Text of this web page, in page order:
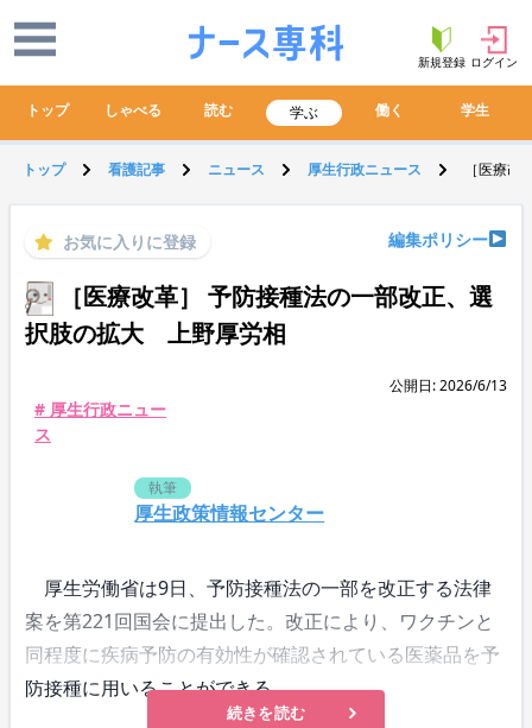
新規登録 ログイン
トップ しゃべる 読む 学ぶ 働く 学生
トップ 看護記事 ニュース 厚生行政ニュース ［医療
お気に入りに登録 編集ポリシー
［医療改革］ 予防接種法の一部改正、選
択肢の拡大 上野厚労相
公開日: 2026/6/13
# 厚生行政ニュー
ス
執筆
厚生政策情報センター
厚生労働省は9日、予防接種法の一部を改正する法律
案を第221回国会に提出した。改正により、ワクチンと
同程度に疾病予防の有効性が確認されている医薬品を予
防接種に用いることができる。
続きを読む